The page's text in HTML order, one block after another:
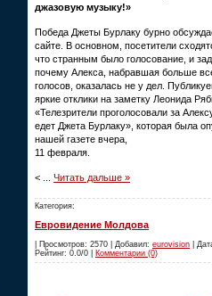
джазовую музыку!»
Победа Джеты Бурлаку бурно
сайте. В основном, посетители
что странным было голосование, и
почему Алекса, набравшая больше
голосов, оказалась не у дел.
яркие отклики на заметку Леонида
«Телезрители проголосовали за
едет Джета Бурлаку», которая была
нашей газете вчера,
11 февраля.
< Читать дальше »
Категория:
Евровидение Молдова
| Просмотров: 2570 | Добавил: eurovision |
Рейтинг: 0.0/0 | Комментарии (0)